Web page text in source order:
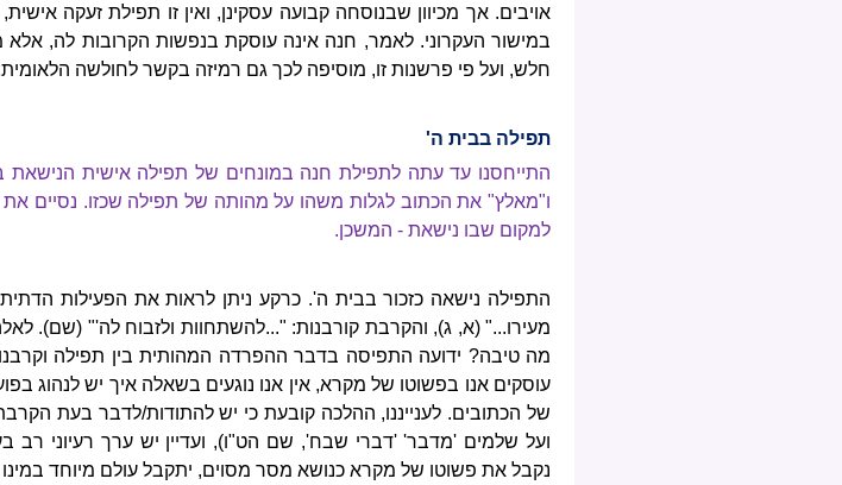
אויבים. אך מכיוון שבנוסחה קבועה עסקינן, ואין זו תפילת זעקה
במישור העקרוני. לאמר, חנה אינה עוסקת בנפשות הקרובות לה,
חלש, ועל פי פרשנות זו, מוסיפה לכך גם רמיזה בקשר לחולשה
תפילה בבית ה'
התייחסנו עד עתה לתפילת חנה במונחים של תפילה אישית הנישאת
ו"מאלץ" את הכתוב לגלות משהו על מהותה של תפילה שכזו. נסיים את
למקום שבו נישאת - המשכן.
התפילה נישאה כזכור בבית ה'. כרקע ניתן לראות את הפעילות
מעירו..." (א, ג), והקרבת קורבנות: "...להשתחוות ולזבוח לה'" (שם).
מה טיבה? ידועה התפיסה בדבר ההפרדה המהותית בין תפילה
עוסקים אנו בפשוטו של מקרא, אין אנו נוגעים בשאלה איך יש לנהוג
של הכתובים. לענייננו, ההלכה קובעת כי יש להתודות/לדבר בעת
ועל שלמים 'מדבר' 'דברי שבח', שם הט"ו), ועדיין יש ערך רעיוני רב
נקבל את פשוטו של מקרא כנושא מסר מסוים, יתקבל עולם מיוחד